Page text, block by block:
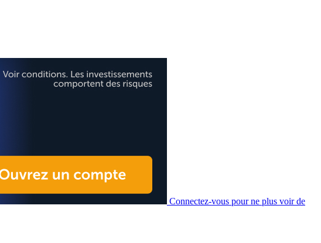
Connectez-vous pour ne plus voir de